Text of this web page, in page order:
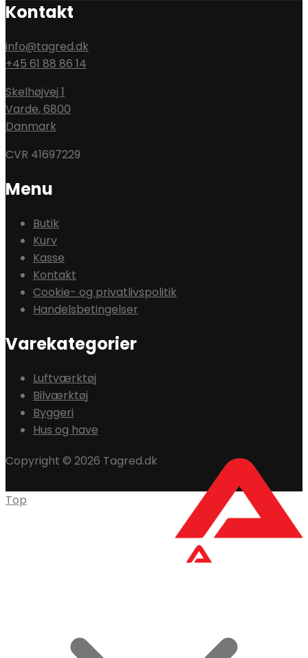
Kontakt
info@tagred.dk
+45 61 88 86 14
Skelhøjvej 1
Varde,6800
Danmark
CVR 41697229
Menu
Butik
Kurv
Kasse
Kontakt
Cookie- og privatlivspolitik
Handelsbetingelser
Varekategorier
Luftværktøj
Bilværktøj
Byggeri
Hus og have
Copyright © 2026 Tagred.dk
Top